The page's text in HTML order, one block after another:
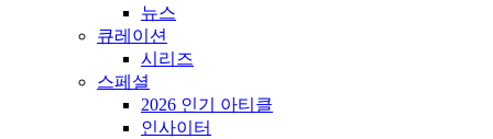
뉴스
큐레이션
시리즈
스페셜
2026 인기 아티클
인사이터